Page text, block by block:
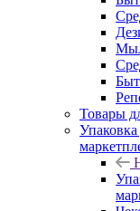
Товары